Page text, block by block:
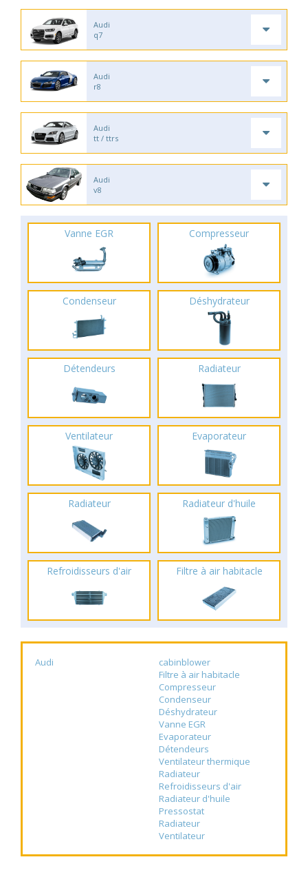
Audi
q7
Audi
r8
Audi
tt / ttrs
Audi
v8
Vanne EGR Compresseur
Condenseur Déshydrateur
Détendeurs Radiateur
Ventilateur Evaporateur
Radiateur Radiateur d'huile
Refroidisseurs d'air Filtre à air habitacle
Audi
cabinblower
Filtre à air habitacle
Compresseur
Condenseur
Déshydrateur
Vanne EGR
Evaporateur
Détendeurs
Ventilateur thermique
Radiateur
Refroidisseurs d'air
Radiateur d'huile
Pressostat
Radiateur
Ventilateur